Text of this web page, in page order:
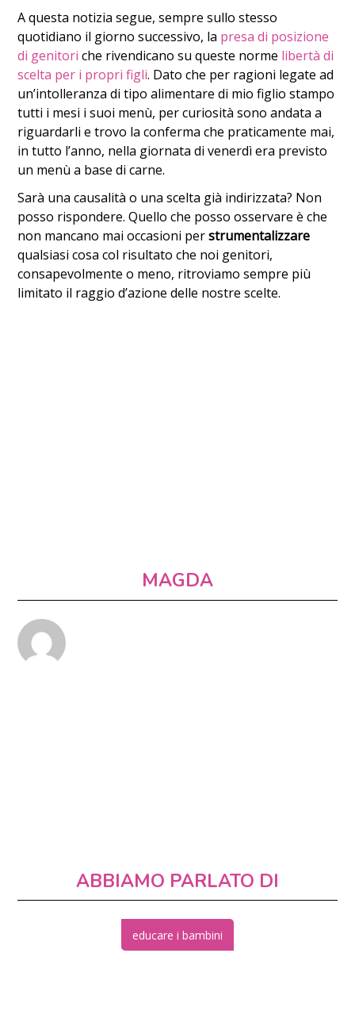
A questa notizia segue, sempre sullo stesso
quotidiano il giorno successivo, la presa di posizione
di genitoriche rivendicano su queste norme libertà di
scelta per i propri figli. Dato che per ragioni legate ad
un’intolleranza di tipo alimentare di mio figlio stampo
tutti i mesi i suoi menù, per curiosità sono andata a
riguardarli e trovo la conferma che praticamente mai,
in tutto l’anno, nella giornata di venerdì era previsto
un menù a base di carne.
Sarà una causalità o una scelta già indirizzata? Non
posso rispondere. Quello che posso osservare è che
non mancano mai occasioni perstrumentalizzare
qualsiasi cosa col risultato che noi genitori,
consapevolmente o meno, ritroviamo sempre più
limitato il raggio d’azione delle nostre scelte.
MAGDA
ABBIAMO PARLATO DI
educare i bambini